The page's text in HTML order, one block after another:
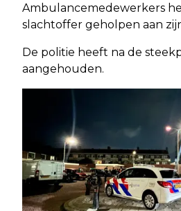
Ambulancemedewerkers
slachtoffer geholpen aan
De politie heeft na de
aangehouden.